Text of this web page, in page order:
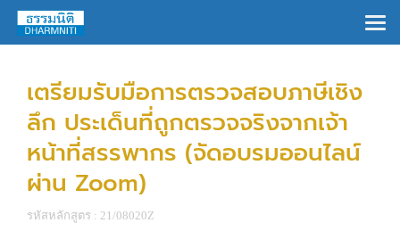
เตรียมรับมือการตรวจสอบภาษีเชิง
ลึก ประเด็นที่ถูกตรวจจริงจากเจ้า
หน้าที่สรรพากร (จัดอบรมออนไลน์
ผ่าน Zoom)
รหัสหลักสูตร : 21/08020Z
×